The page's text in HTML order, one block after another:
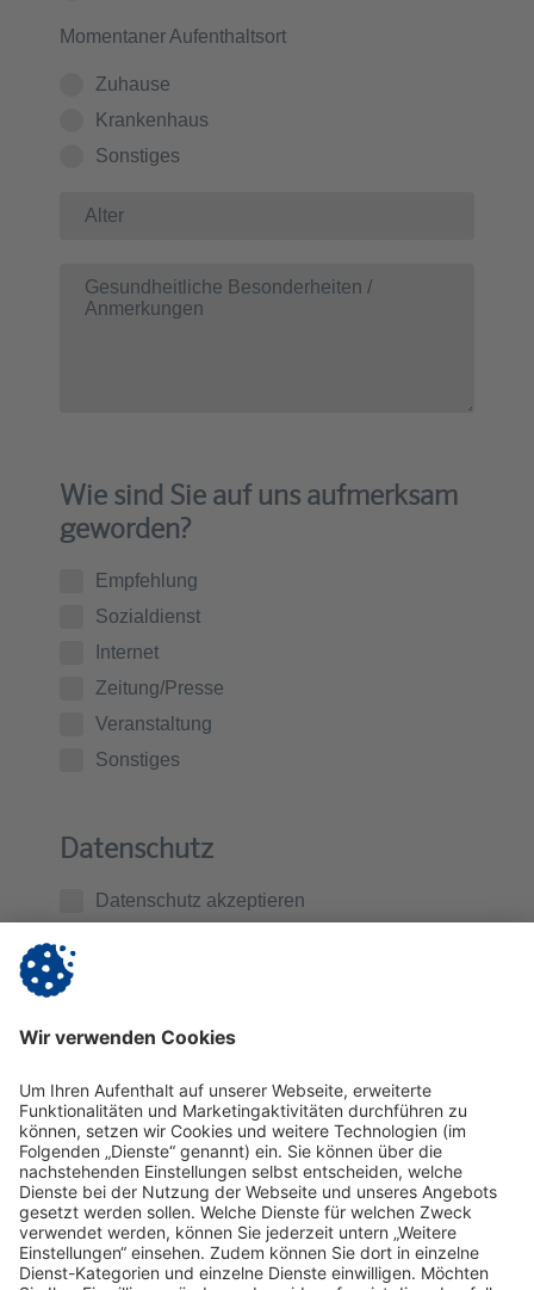
Momentaner Aufenthaltsort
Zuhause
Krankenhaus
Sonstiges
Wie sind Sie auf uns aufmerksam
geworden?
Empfehlung
Sozialdienst
Internet
Zeitung/Presse
Veranstaltung
Sonstiges
Datenschutz
Datenschutz akzeptieren
Ich habe die
genommen. Ich stimme zu, dass die von mir
übermittelten Daten zur Kontaktaufnahme und für